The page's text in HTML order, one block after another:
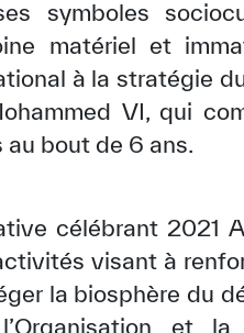
symboles
matériel et
à la stratégie
VI, qui
bout de 6 ans.
célébrant 2021
visant à
la biosphère du
et la